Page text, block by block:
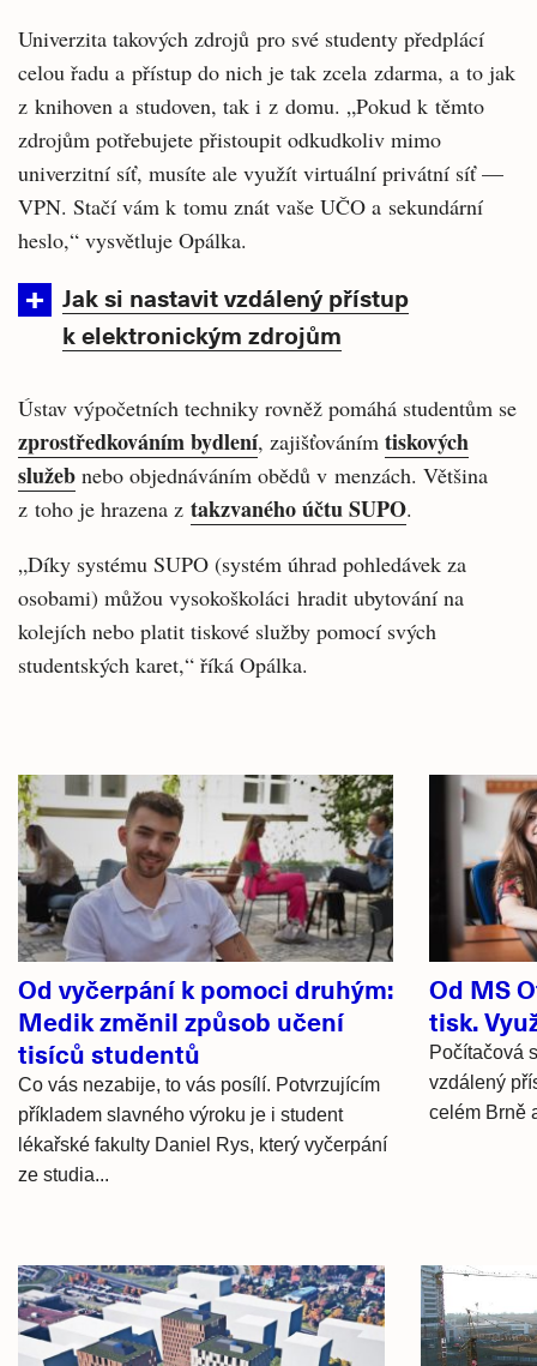
Univerzita takových zdrojů pro své studenty předplácí
celou řadu a přístup do nich je tak zcela zdarma, a to jak
z knihoven a studoven, tak i z domu. „Pokud k těmto
zdrojům potřebujete přistoupit odkudkoliv mimo
univerzitní síť, musíte ale využít virtuální privátní síť —
VPN. Stačí vám k tomu znát vaše UČO a sekundární
heslo,“ vysvětluje Opálka.
Jak si nastavit vzdálený přístup
k elektronickým zdrojům
Ústav výpočetních techniky rovněž pomáhá studentům se
zprostředkováním bydlení, zajišťováním tiskových
služeb nebo objednáváním obědů v menzách. Většina
z toho je hrazena z takzvaného účtu SUPO.
„Díky systému SUPO (systém úhrad pohledávek za
osobami) můžou vysokoškoláci hradit ubytování na
kolejích nebo platit tiskové služby pomocí svých
studentských karet,“ říká Opálka.
Související
články
Od vyčerpání k pomoci druhým:
Medik změnil způsob učení
tisíců studentů
Co vás nezabije, to vás posílí. Potvrzujícím
příkladem slavného výroku je i student
lékařské fakulty Daniel Rys, který vyčerpání
ze studia...
Od MS
tisk.
Počítačová
vzdálený
celém Brně
Hlavní
novinky